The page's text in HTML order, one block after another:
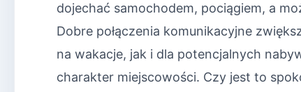
dojechać samochodem, pociągiem, a
Dobre połączenia komunikacyjne
na wakacje, jak i dla potencjalnych
charakter miejscowości. Czy jest to